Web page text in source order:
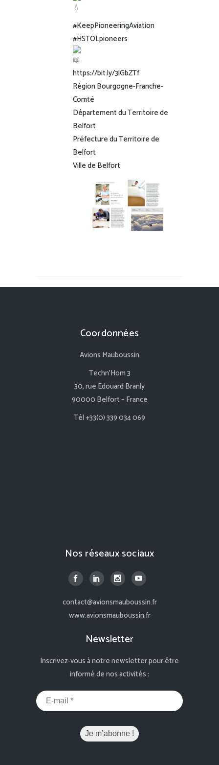
#KeepPioneeringAviation
#HSTOLpioneers
https://bit.ly/3lGbZTf
Région Bourgogne-Franche-
Comté
Département du Territoire de
Belfort
Préfecture du Territoire de
Belfort
Ville de Belfort
Coordonnées
Avions Mauboussin
Techn’Hom 3
30, rue Edouard Branly
90000 Belfort – France
Tél +33(0) 339 034 069
Nos réseaux sociaux
contact@avionsmauboussin.fr
www.avionsmauboussin.fr
Newsletter
Inscrivez-vous à notre newsletter pour être
informé de nos activités :